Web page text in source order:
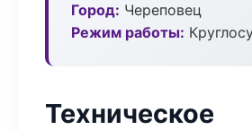
Город: Череповец
Режим работы:
Техническое